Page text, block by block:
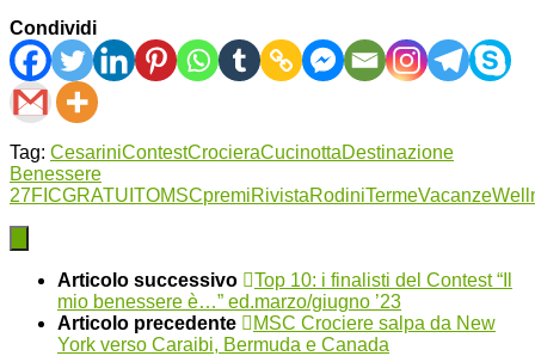
Condividi
Tag: CesariniContestCrocieraCucinottaDestinazione
Benessere
27FICGRATUITOMSCpremiRivistaRodiniTermeVacanze
Articolo successivo
Top 10: i finalisti del Contest “Il
mio benessere è…” ed.marzo/giugno ’23
Articolo precedente
MSC Crociere salpa da New
York verso Caraibi, Bermuda e Canada